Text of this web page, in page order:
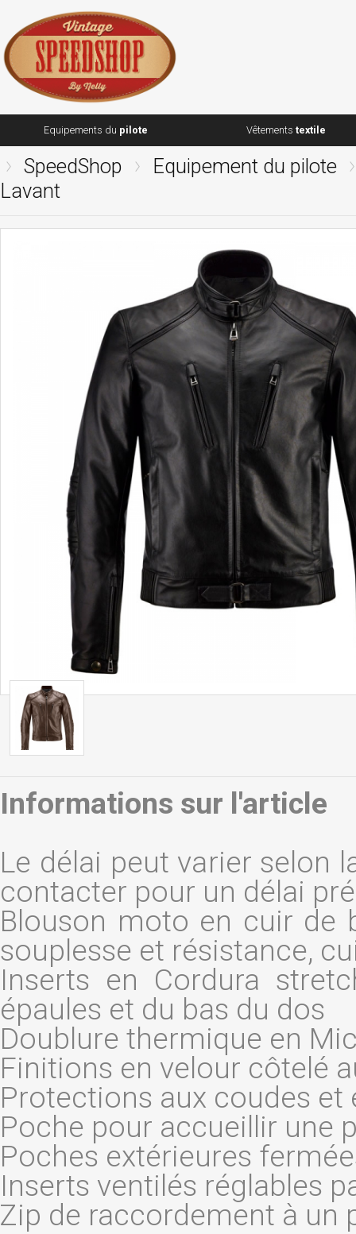
Equipements du pilote Vêtements textile
SpeedShop
Equipement du pilote
Lavant
Informations sur l'article
Le délai peut varier selon
contacter pour un délai
Blouson moto en cuir de
souplesse et résistance,
Inserts en Cordura
épaules et du bas du dos
Doublure thermique en
Finitions en velour côtelé
Protections aux coudes et
Poche pour accueillir une
Poches extérieures
Inserts ventilés réglables
Zip de raccordement à un